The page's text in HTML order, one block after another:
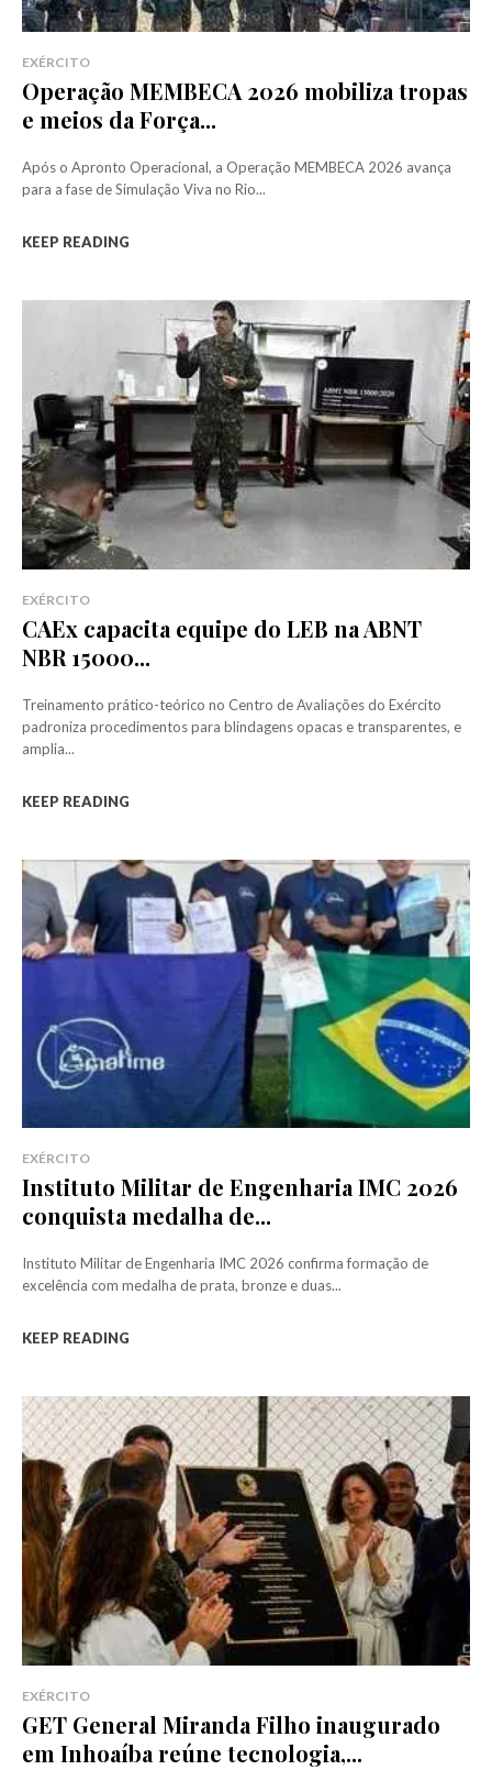
EXÉRCITO
Operação MEMBECA 2026 mobiliza tropas
e meios da Força...
Após o Apronto Operacional, a Operação MEMBECA 2026 avança
para a fase de Simulação Viva no Rio...
KEEP READING
EXÉRCITO
CAEx capacita equipe do LEB na ABNT
NBR 15000...
Treinamento prático-teórico no Centro de Avaliações do Exército
padroniza procedimentos para blindagens opacas e transparentes, e
amplia...
KEEP READING
EXÉRCITO
Instituto Militar de Engenharia IMC 2026
conquista medalha de...
Instituto Militar de Engenharia IMC 2026 confirma formação de
excelência com medalha de prata, bronze e duas...
KEEP READING
EXÉRCITO
GET General Miranda Filho inaugurado
em Inhoaíba reúne tecnologia,...